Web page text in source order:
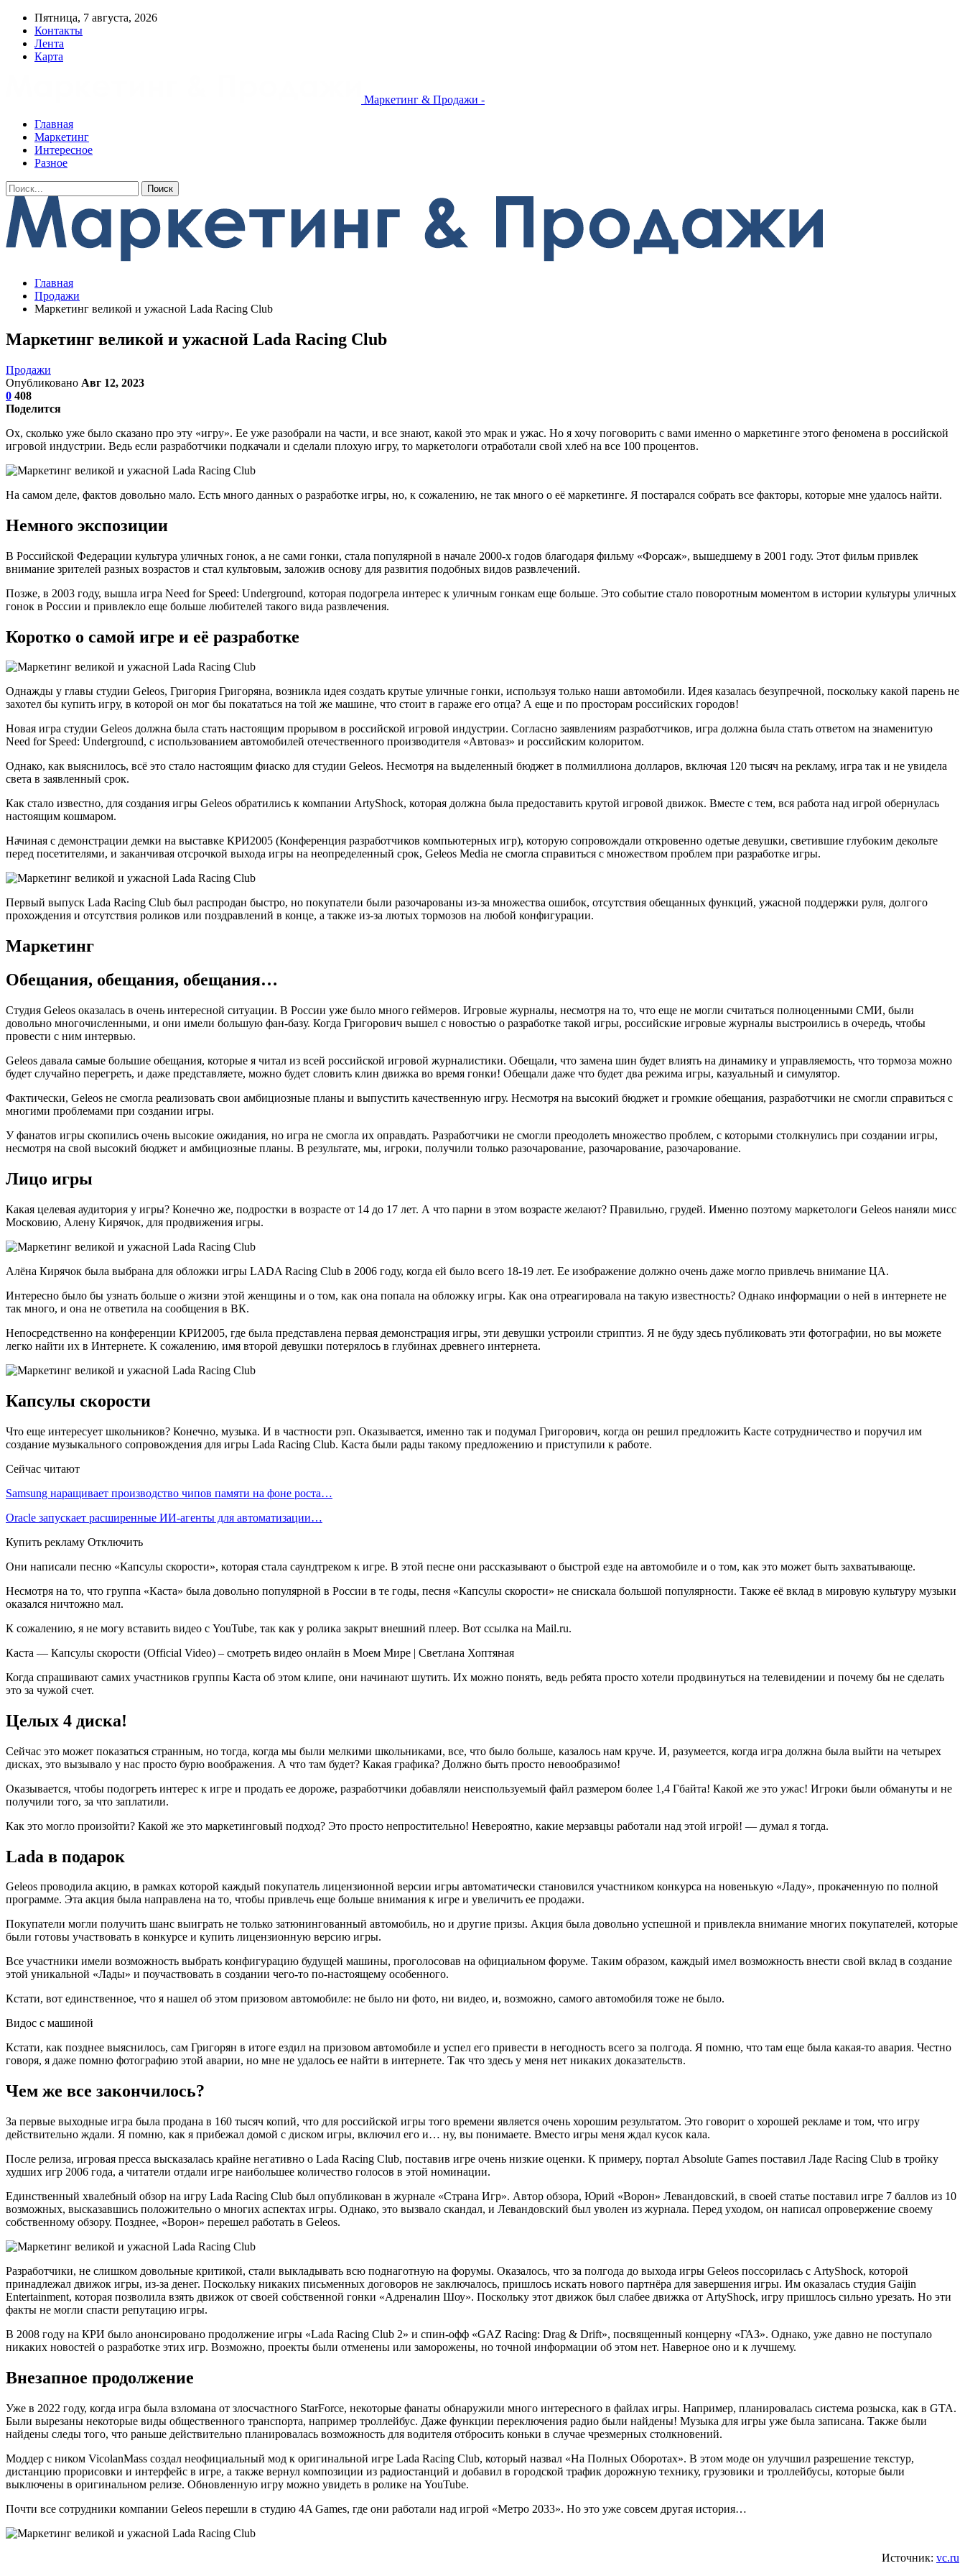
Пятница, 7 августа, 2026
Контакты
Лента
Карта
Маркетинг & Продажи -
Главная
Маркетинг
Интересное
Разное
Главная
Продажи
Маркетинг великой и ужасной Lada Racing Club
Маркетинг великой и ужасной Lada Racing Club
Продажи
Опубликовано Авг 12, 2023
0 408
Поделится
Ох, сколько уже было сказано про эту «игру». Ее уже разобрали на части, и все знают, какой это мрак и ужас. Но я хочу поговорить с вами именно о маркетинге этого феномена в российской
игровой индустрии. Ведь если разработчики подкачали и сделали плохую игру, то маркетологи отработали свой хлеб на все 100 процентов.
На самом деле, фактов довольно мало. Есть много данных о разработке игры, но, к сожалению, не так много о её маркетинге. Я постарался собрать все факторы, которые мне удалось найти.
Немного экспозиции
В Российской Федерации культура уличных гонок, а не сами гонки, стала популярной в начале 2000-х годов благодаря фильму «Форсаж», вышедшему в 2001 году. Этот фильм привлек
внимание зрителей разных возрастов и стал культовым, заложив основу для развития подобных видов развлечений.
Позже, в 2003 году, вышла игра Need for Speed: Underground, которая подогрела интерес к уличным гонкам еще больше. Это событие стало поворотным моментом в истории культуры уличных
гонок в России и привлекло еще больше любителей такого вида развлечения.
Коротко о самой игре и её разработке
Однажды у главы студии Geleos, Григория Григоряна, возникла идея создать крутые уличные гонки, используя только наши автомобили. Идея казалась безупречной, поскольку какой парень не
захотел бы купить игру, в которой он мог бы покататься на той же машине, что стоит в гараже его отца? А еще и по просторам российских городов!
Новая игра студии Geleos должна была стать настоящим прорывом в российской игровой индустрии. Согласно заявлениям разработчиков, игра должна была стать ответом на знаменитую
Need for Speed: Underground, с использованием автомобилей отечественного производителя «Автоваз» и российским колоритом.
Однако, как выяснилось, всё это стало настоящим фиаско для студии Geleos. Несмотря на выделенный бюджет в полмиллиона долларов, включая 120 тысяч на рекламу, игра так и не увидела
света в заявленный срок.
Как стало известно, для создания игры Geleos обратились к компании ArtyShock, которая должна была предоставить крутой игровой движок. Вместе с тем, вся работа над игрой обернулась
настоящим кошмаром.
Начиная с демонстрации демки на выставке КРИ2005 (Конферeнция разработчиков компьютерных игр), которую сопровождали откровенно одетые девушки, светившие глубоким декольте
перед посетителями, и заканчивая отсрочкой выхода игры на неопределенный срок, Geleos Media не смогла справиться с множеством проблем при разработке игры.
Первый выпуск Lada Racing Club был распродан быстро, но покупатели были разочарованы из-за множества ошибок, отсутствия обещанных функций, ужасной поддержки руля, долгого
прохождения и отсутствия роликов или поздравлений в конце, а также из-за лютых тормозов на любой конфигурации.
Маркетинг
Обещания, обещания, обещания…
Студия Geleos оказалась в очень интересной ситуации. В России уже было много геймеров. Игровые журналы, несмотря на то, что еще не могли считаться полноценными СМИ, были
довольно многочисленными, и они имели большую фан-базу. Когда Григорович вышел с новостью о разработке такой игры, российские игровые журналы выстроились в очередь, чтобы
провести с ним интервью.
Geleos давала самые большие обещания, которые я читал из всей российской игровой журналистики. Обещали, что замена шин будет влиять на динамику и управляемость, что тормоза можно
будет случайно перегреть, и даже представляете, можно будет словить клин движка во время гонки! Обещали даже что будет два режима игры, казуальный и симулятор.
Фактически, Geleos не смогла реализовать свои амбициозные планы и выпустить качественную игру. Несмотря на высокий бюджет и громкие обещания, разработчики не смогли справиться с
многими проблемами при создании игры.
У фанатов игры скопились очень высокие ожидания, но игра не смогла их оправдать. Разработчики не смогли преодолеть множество проблем, с которыми столкнулись при создании игры,
несмотря на свой высокий бюджет и амбициозные планы. В результате, мы, игроки, получили только разочарование, разочарование, разочарование.
Лицо игры
Какая целевая аудитория у игры? Конечно же, подростки в возрасте от 14 до 17 лет. А что парни в этом возрасте желают? Правильно, грудей. Именно поэтому маркетологи Geleos наняли мисс
Московию, Алену Кирячок, для продвижения игры.
Алёна Кирячок была выбрана для обложки игры LADA Racing Club в 2006 году, когда ей было всего 18-19 лет. Ее изображение должно очень даже могло привлечь внимание ЦА.
Интересно было бы узнать больше о жизни этой женщины и о том, как она попала на обложку игры. Как она отреагировала на такую известность? Однако информации о ней в интернете не
так много, и она не ответила на сообщения в ВК.
Непосредственно на конференции КРИ2005, где была представлена первая демонстрация игры, эти девушки устроили стриптиз. Я не буду здесь публиковать эти фотографии, но вы можете
легко найти их в Интернете. К сожалению, имя второй девушки потерялось в глубинах древнего интернета.
Капсулы скорости
Что еще интересует школьников? Конечно, музыка. И в частности рэп. Оказывается, именно так и подумал Григорович, когда он решил предложить Касте сотрудничество и поручил им
создание музыкального сопровождения для игры Lada Racing Club. Каста были рады такому предложению и приступили к работе.
Сейчас читают
Samsung наращивает производство чипов памяти на фоне роста…
Oracle запускает расширенные ИИ‑агенты для автоматизации…
Купить рекламу Отключить
Они написали песню «Капсулы скорости», которая стала саундтреком к игре. В этой песне они рассказывают о быстрой езде на автомобиле и о том, как это может быть захватывающе.
Несмотря на то, что группа «Каста» была довольно популярной в России в те годы, песня «Капсулы скорости» не снискала большой популярности. Также её вклад в мировую культуру музыки
оказался ничтожно мал.
К сожалению, я не могу вставить видео с YouTube, так как у ролика закрыт внешний плеер. Вот ссылка на Mail.ru.
Каста — Капсулы скорости (Official Video) – смотреть видео онлайн в Моем Мире | Светлана Хоптяная
Когда спрашивают самих участников группы Каста об этом клипе, они начинают шутить. Их можно понять, ведь ребята просто хотели продвинуться на телевидении и почему бы не сделать
это за чужой счет.
Целых 4 диска!
Сейчас это может показаться странным, но тогда, когда мы были мелкими школьниками, все, что было больше, казалось нам круче. И, разумеется, когда игра должна была выйти на четырех
дисках, это вызывало у нас просто бурю воображения. А что там будет? Какая графика? Должно быть просто невообразимо!
Оказывается, чтобы подогреть интерес к игре и продать ее дороже, разработчики добавляли неиспользуемый файл размером более 1,4 Гбайта! Какой же это ужас! Игроки были обмануты и не
получили того, за что заплатили.
Как это могло произойти? Какой же это маркетинговый подход? Это просто непростительно! Невероятно, какие мерзавцы работали над этой игрой! — думал я тогда.
Lada в подарок
Geleos проводила акцию, в рамках которой каждый покупатель лицензионной версии игры автоматически становился участником конкурса на новенькую «Ладу», прокаченную по полной
программе. Эта акция была направлена на то, чтобы привлечь еще больше внимания к игре и увеличить ее продажи.
Покупатели могли получить шанс выиграть не только затюнингованный автомобиль, но и другие призы. Акция была довольно успешной и привлекла внимание многих покупателей, которые
были готовы участвовать в конкурсе и купить лицензионную версию игры.
Все участники имели возможность выбрать конфигурацию будущей машины, проголосовав на официальном форуме. Таким образом, каждый имел возможность внести свой вклад в создание
этой уникальной «Лады» и поучаствовать в создании чего-то по-настоящему особенного.
Кстати, вот единственное, что я нашел об этом призовом автомобиле: не было ни фото, ни видео, и, возможно, самого автомобиля тоже не было.
Видос с машиной
Кстати, как позднее выяснилось, сам Григорян в итоге ездил на призовом автомобиле и успел его привести в негодность всего за полгода. Я помню, что там еще была какая-то авария. Честно
говоря, я даже помню фотографию этой аварии, но мне не удалось ее найти в интернете. Так что здесь у меня нет никаких доказательств.
Чем же все закончилось?
За первые выходные игра была продана в 160 тысяч копий, что для российской игры того времени является очень хорошим результатом. Это говорит о хорошей рекламе и том, что игру
действительно ждали. Я помню, как я прибежал домой с диском игры, включил его и… ну, вы понимаете. Вместо игры меня ждал кусок кала.
После релиза, игровая пресса высказалась крайне негативно о Lada Racing Club, поставив игре очень низкие оценки. К примеру, портал Absolute Games поставил Ладе Racing Club в тройку
худших игр 2006 года, а читатели отдали игре наибольшее количество голосов в этой номинации.
Единственный хвалебный обзор на игру Lada Racing Club был опубликован в журнале «Страна Игр». Автор обзора, Юрий «Ворон» Левандовский, в своей статье поставил игре 7 баллов из 10
возможных, высказавшись положительно о многих аспектах игры. Однако, это вызвало скандал, и Левандовский был уволен из журнала. Перед уходом, он написал опровержение своему
собственному обзору. Позднее, «Ворон» перешел работать в Geleos.
Разработчики, не слишком довольные критикой, стали выкладывать всю поднаготную на форумы. Оказалось, что за полгода до выхода игры Geleos поссорилась с ArtyShock, которой
принадлежал движок игры, из-за денег. Поскольку никаких письменных договоров не заключалось, пришлось искать нового партнёра для завершения игры. Им оказалась студия Gaijin
Entertainment, которая позволила взять движок от своей собственной гонки «Адреналин Шоу». Поскольку этот движок был слабее движка от ArtyShock, игру пришлось сильно урезать. Но эти
факты не могли спасти репутацию игры.
В 2008 году на КРИ было анонсировано продолжение игры «Lada Racing Club 2» и спин-офф «GAZ Racing: Drag & Drift», посвященный концерну «ГАЗ». Однако, уже давно не поступало
никаких новостей о разработке этих игр. Возможно, проекты были отменены или заморожены, но точной информации об этом нет. Наверное оно и к лучшему.
Внезапное продолжение
Уже в 2022 году, когда игра была взломана от злосчастного StarForce, некоторые фанаты обнаружили много интересного в файлах игры. Например, планировалась система розыска, как в GTA.
Были вырезаны некоторые виды общественного транспорта, например троллейбус. Даже функции переключения радио были найдены! Музыка для игры уже была записана. Также были
найдены следы того, что раньше действительно планировалась возможность для водителя отбросить коньки в случае чрезмерных столкновений.
Моддер с ником VicolanMass создал неофициальный мод к оригинальной игре Lada Racing Club, который назвал «На Полных Оборотах». В этом моде он улучшил разрешение текстур,
дистанцию прорисовки и интерфейс в игре, а также вернул композиции из радиостанций и добавил в городской трафик дорожную технику, грузовики и троллейбусы, которые были
выключены в оригинальном релизе. Обновленную игру можно увидеть в ролике на YouTube.
Почти все сотрудники компании Geleos перешли в студию 4A Games, где они работали над игрой «Метро 2033». Но это уже совсем другая история…
Источник: vc.ru